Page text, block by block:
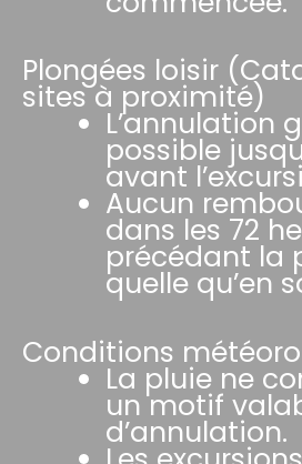
Plongées loisir
sites à proximité)
L’annulation
possible
avant
Aucun
dans les 72
précédant la
quelle qu’en
Conditions
La pluie ne
un motif
d’annulation.